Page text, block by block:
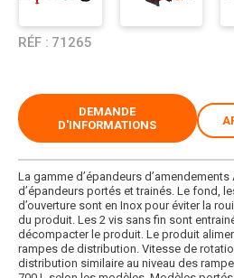
RÉF : 71265
La gamme d’épandeurs
d’épandeurs portés et trainés. Le fond,
d’ouverture sont en Inox pour éviter la
du produit. Les 2 vis sans fin sont
décompacter le produit. Le produit
rampes de distribution. Vitesse de
distribution similaire au niveau des
DEMANDE
D'INFORMATIONS